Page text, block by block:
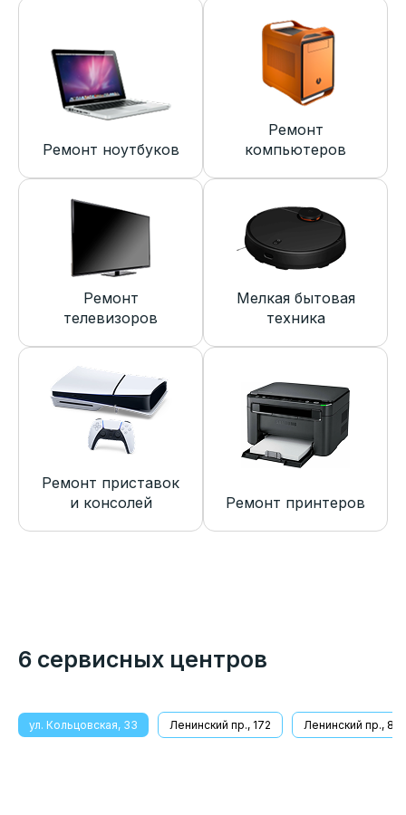
Ремонт ноутбуков
Ремонт
компьютеров
Ремонт
телевизоров
Мелкая бытовая
техника
Ремонт приставок
и консолей
Ремонт принтеров
6 сервисных центров
ул. Кольцовская, 33 Ленинский пр., 172 Ленинский пр., 8/1